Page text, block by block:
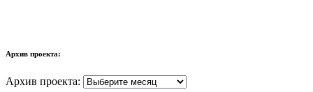
Архив проекта:
Архив проекта: